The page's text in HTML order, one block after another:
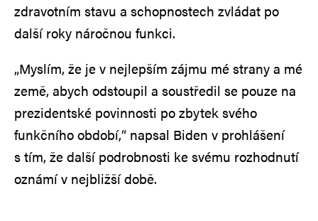
zdravotním stavu a schopnostech zvládat po
další roky náročnou funkci.
„Myslím, že je v nejlepším zájmu mé strany a mé
země, abych odstoupil a soustředil se pouze na
prezidentské povinnosti po zbytek svého
funkčního období,“ napsal Biden v prohlášení
s tím, že další podrobnosti ke svému rozhodnutí
oznámí v nejbližší době.